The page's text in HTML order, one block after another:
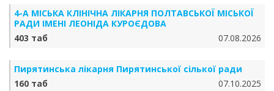
4-А МІСЬКА КЛІНІЧНА ЛІКАРНЯ ПОЛТАВСЬКОЇ МІСЬКОЇ
РАДИ ІМЕНІ ЛЕОНІДА КУРОЄДОВА
403 таб
07.08.2026
Пирятинська лікарня Пирятинської сілької ради
160 таб
07.10.2025